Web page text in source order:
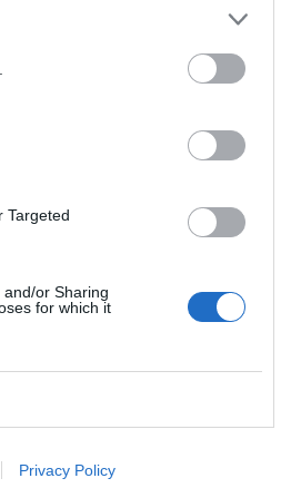
Targeted
or Sharing
for which it
Privacy Policy